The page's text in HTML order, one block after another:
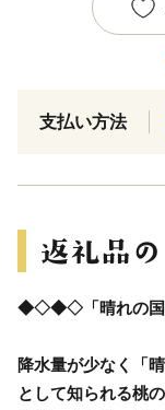
支払い方法
◆◇◆◇「晴れの国
降水量が少なく「
として知られる桃